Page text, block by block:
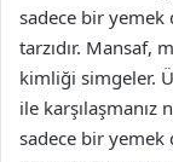
sadece bir yemek
tarzıdır. Mansaf,
kimliği simgeler.
ile karşılaşmanız
sadece bir yemek